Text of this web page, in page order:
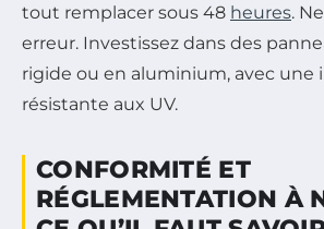
tout remplacer sous 48 heures.
erreur. Investissez dans des
rigide ou en aluminium, avec une
résistante aux UV.
CONFORMITÉ ET
RÉGLEMENTATION À